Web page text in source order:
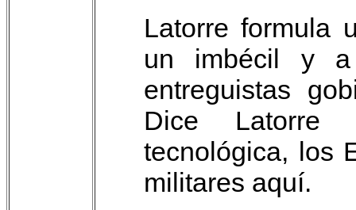
Latorre formula
un imbécil y
entreguistas
Dice Latorre
tecnológica, los
militares aquí.